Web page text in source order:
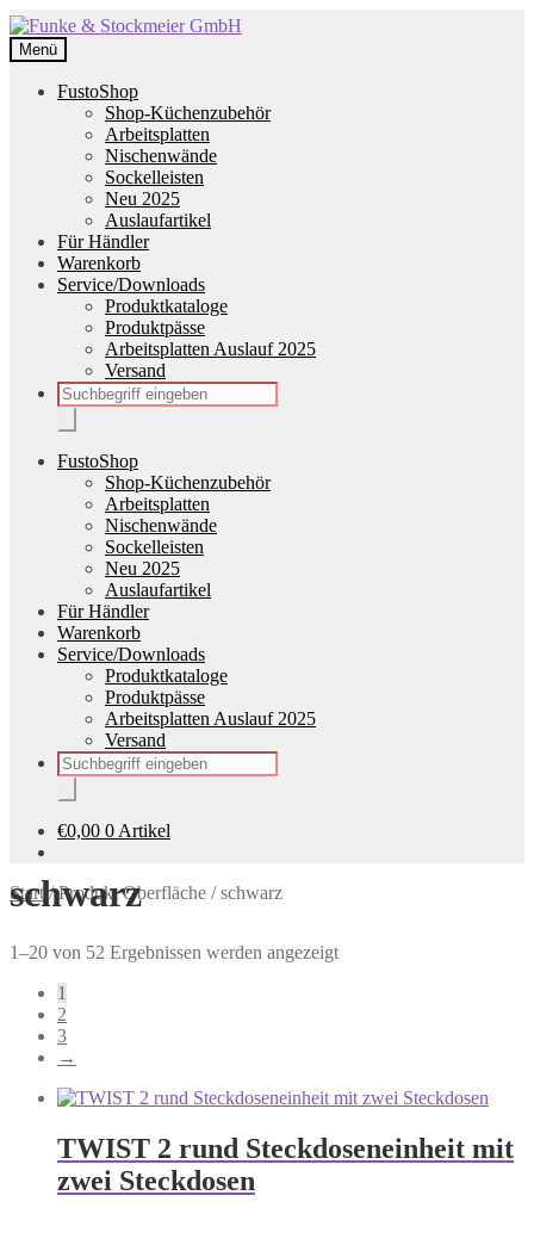
Zur
Navigation
springen
Zum
Inhalt
springen
Menü
FustoShop
Shop-Küchenzubehör
Arbeitsplatten
Nischenwände
Sockelleisten
Neu 2025
Auslaufartikel
Für Händler
Warenkorb
Service/Downloads
Produktkataloge
Produktpässe
Arbeitsplatten Auslauf 2025
Versand
Products
search
FustoShop
Shop-Küchenzubehör
Arbeitsplatten
Nischenwände
Sockelleisten
Neu 2025
Auslaufartikel
Für Händler
Warenkorb
Service/Downloads
Produktkataloge
Produktpässe
Arbeitsplatten Auslauf 2025
Versand
Products
search
€0,00 0 Artikel
Start/Produkt Oberfläche /schwarz
schwarz
1–20 von 52 Ergebnissen werden angezeigt
1
2
3
→
TWIST 2 rund Steckdoseneinheit mit
zwei Steckdosen